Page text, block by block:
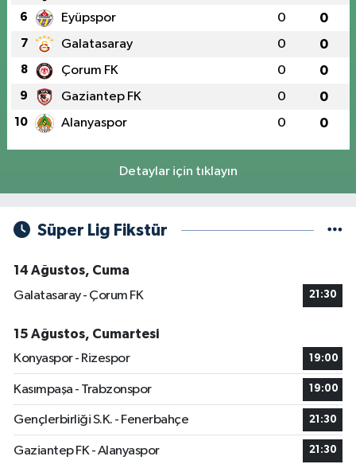
6 Eyüpspor 0 0
7 Galatasaray 0 0
8 Çorum FK 0 0
9 Gaziantep FK 0 0
10 Alanyaspor 0 0
Detaylar için tıklayın
Süper Lig Fikstür
14 Ağustos, Cuma
Galatasaray - Çorum FK
21:30
15 Ağustos, Cumartesi
Konyaspor - Rizespor
19:00
Kasımpaşa - Trabzonspor 19:00
Gençlerbirliği S.K. - Fenerbahçe 21:30
Gaziantep FK - Alanyaspor 21:30